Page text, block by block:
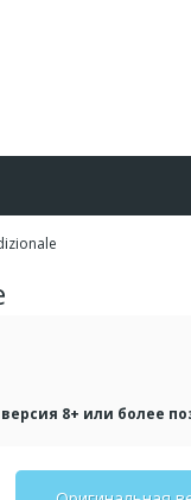
8+ или более